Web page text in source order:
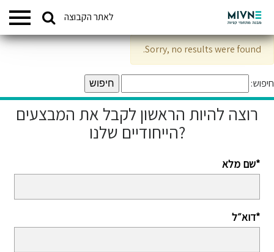
לאתר הקבוצה המתחמים שלנו
Sorry, no results were found.
חיפוש:
רוצה להיות הראשון לקבל את המבצעים
הייחודיים שלנו?
שם מלא*
דוא״ל*